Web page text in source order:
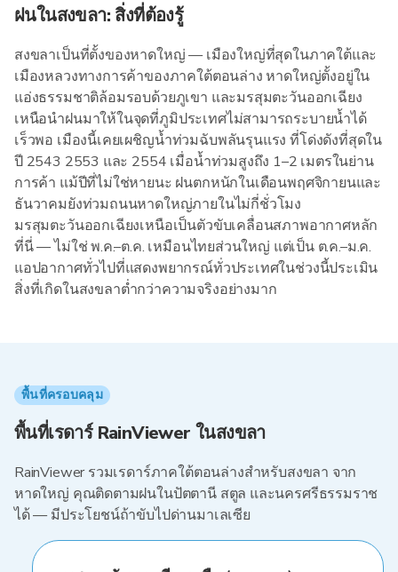
ฝนในสงขลา: สิ่งที่ต้องรู้
สงขลาเป็นที่ตั้งของหาดใหญ่ — เมืองใหญ่ที่สุดในภาคใต้และ
เมืองหลวงทางการค้าของภาคใต้ตอนล่าง หาดใหญ่ตั้งอยู่ใน
แอ่งธรรมชาติล้อมรอบด้วยภูเขา และมรสุมตะวันออกเฉียง
เหนือนำฝนมาให้ในจุดที่ภูมิประเทศไม่สามารถระบายน้ำได้
เร็วพอ เมืองนี้เคยเผชิญน้ำท่วมฉับพลันรุนแรง ที่โด่งดังที่สุดใน
ปี 2543 2553 และ 2554 เมื่อน้ำท่วมสูงถึง 1–2 เมตรในย่าน
การค้า แม้ปีที่ไม่ใช่หายนะ ฝนตกหนักในเดือนพฤศจิกายนและ
ธันวาคมยังท่วมถนนหาดใหญ่ภายในไม่กี่ชั่วโมง
มรสุมตะวันออกเฉียงเหนือเป็นตัวขับเคลื่อนสภาพอากาศหลัก
ที่นี่ — ไม่ใช่ พ.ค.–ต.ค. เหมือนไทยส่วนใหญ่ แต่เป็น ต.ค.–ม.ค.
แอปอากาศทั่วไปที่แสดงพยากรณ์ทั่วประเทศในช่วงนี้ประเมิน
สิ่งที่เกิดในสงขลาต่ำกว่าความจริงอย่างมาก
พื้นที่ครอบคลุม
พื้นที่เรดาร์ RainViewer ในสงขลา
RainViewer รวมเรดาร์ภาคใต้ตอนล่างสำหรับสงขลา จาก
หาดใหญ่ คุณติดตามฝนในปัตตานี สตูล และนครศรีธรรมราช
ได้ — มีประโยชน์ถ้าขับไปด่านมาเลเซีย